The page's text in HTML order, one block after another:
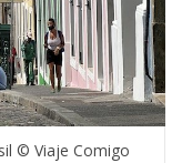
© Viaje Comigo